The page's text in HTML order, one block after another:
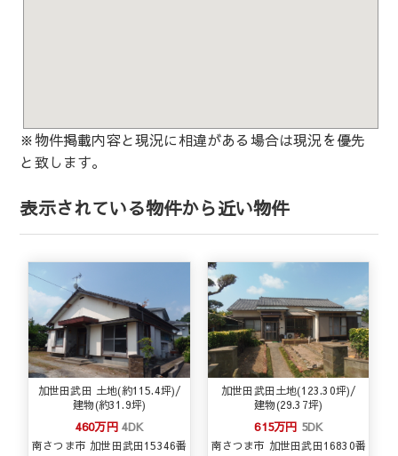
※物件掲載内容と現況に相違がある場合は現況を優先
と致します。
表示されている物件から近い物件
加世田武田 土地(約115.4坪)/
建物(約31.9坪)
460万円 4DK
南さつま市 加世田武田15346番
加世田武田土地(123.30坪)/
建物(29.37坪)
615万円 5DK
南さつま市 加世田武田16830番